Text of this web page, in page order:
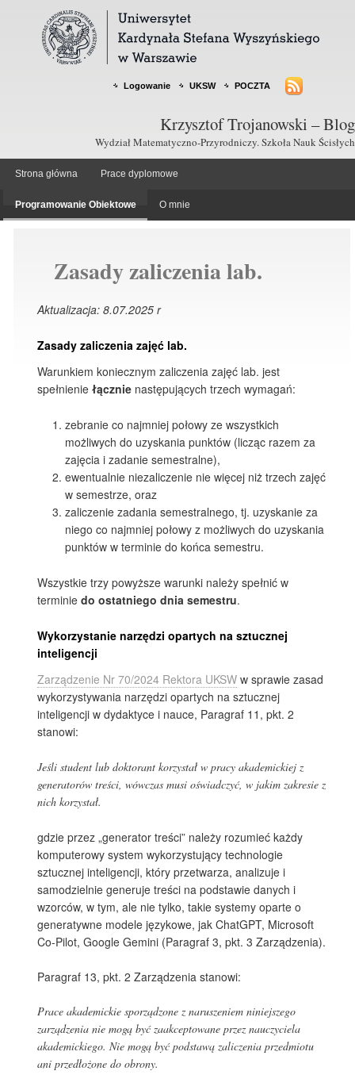
Logowanie UKSW POCZTA
Krzysztof Trojanowski – Blog
Wydział Matematyczno-Przyrodniczy. Szkoła Nauk Ścisłych
Strona główna Prace dyplomowe
Programowanie Obiektowe O mnie
Zasady zaliczenia lab.
Aktualizacja: 8.07.2025 r
Zasady zaliczenia zajęć lab.
Warunkiem koniecznym zaliczenia zajęć lab. jest
spełnieniełącznie następujących trzech wymagań:
zebranie co najmniej połowy ze wszystkich
możliwych do uzyskania punktów (licząc razem za
zajęcia i zadanie semestralne),
ewentualnie niezaliczenie nie więcej niż trzech zajęć
w semestrze, oraz
zaliczenie zadania semestralnego, tj. uzyskanie za
niego co najmniej połowy z możliwych do uzyskania
punktów w terminie do końca semestru.
Wszystkie trzy powyższe warunki należy spełnić w
terminiedo ostatniego dnia semestru.
Wykorzystanie narzędzi opartych na sztucznej
inteligencji
Zarządzenie Nr 70/2024 Rektora UKSW w sprawie zasad
wykorzystywania narzędzi opartych na sztucznej
inteligencji w dydaktyce i nauce, Paragraf 11, pkt. 2
stanowi:
Jeśli student lub doktorant korzystał w pracy akademickiej z
generatorów treści, wówczas musi oświadczyć, w jakim zakresie z
nich korzystał.
gdzie przez „generator treści” należy rozumieć każdy
komputerowy system wykorzystujący technologie
sztucznej inteligencji, który przetwarza, analizuje i
samodzielnie generuje treści na podstawie danych i
wzorców, w tym, ale nie tylko, takie systemy oparte o
generatywne modele językowe, jak ChatGPT, Microsoft
Co-Pilot, Google Gemini (Paragraf 3, pkt. 3 Zarządzenia).
Paragraf 13, pkt. 2 Zarządzenia stanowi:
Prace akademickie sporządzone z naruszeniem niniejszego
zarządzenia nie mogą być zaakceptowane przez nauczyciela
akademickiego. Nie mogą być podstawą zaliczenia przedmiotu
ani przedłożone do obrony.